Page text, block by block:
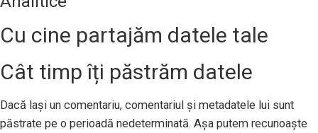
Cu cine partajăm datele tale
Cât timp îți păstrăm datele
Dacă lași un comentariu, comentariul și metadatele lui sunt
păstrate pe o perioadă nedeterminată. Așa putem recunoaște